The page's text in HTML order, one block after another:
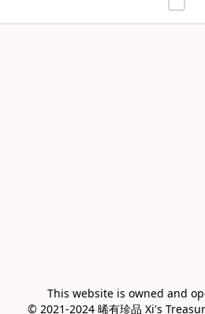
This website is owned and
© 2021-2024 晞有珍品 Xi's